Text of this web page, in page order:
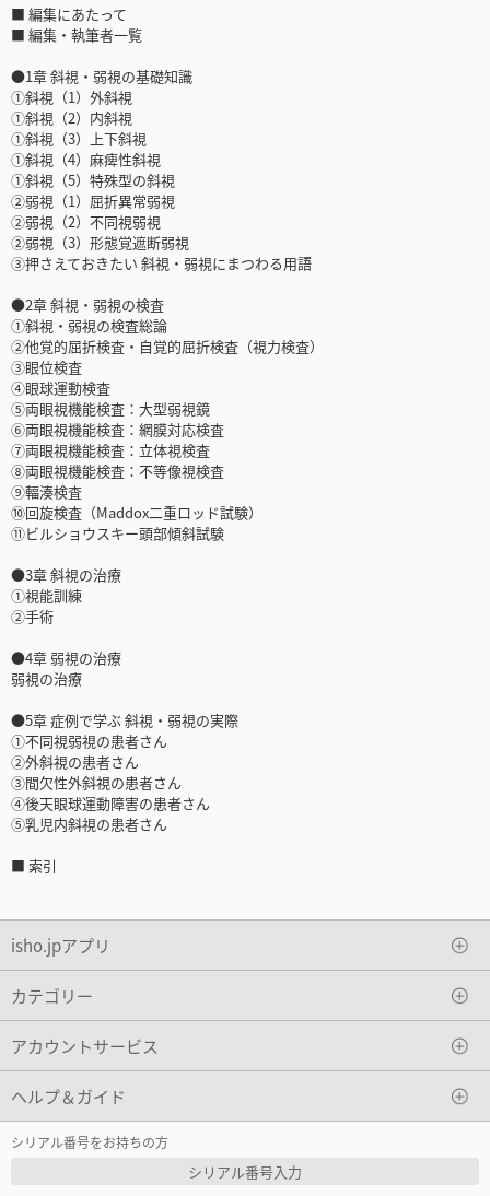
■ 編集にあたって
■ 編集・執筆者一覧
●1章 斜視・弱視の基礎知識
①斜視（1）外斜視
①斜視（2）内斜視
①斜視（3）上下斜視
①斜視（4）麻痺性斜視
①斜視（5）特殊型の斜視
②弱視（1）屈折異常弱視
②弱視（2）不同視弱視
②弱視（3）形態覚遮断弱視
③押さえておきたい 斜視・弱視にまつわる用語
●2章 斜視・弱視の検査
①斜視・弱視の検査総論
②他覚的屈折検査・自覚的屈折検査（視力検査）
③眼位検査
④眼球運動検査
⑤両眼視機能検査：大型弱視鏡
⑥両眼視機能検査：網膜対応検査
⑦両眼視機能検査：立体視検査
⑧両眼視機能検査：不等像視検査
⑨輻湊検査
⑩回旋検査（Maddox二重ロッド試験）
⑪ビルショウスキー頭部傾斜試験
●3章 斜視の治療
①視能訓練
②手術
●4章 弱視の治療
弱視の治療
●5章 症例で学ぶ 斜視・弱視の実際
①不同視弱視の患者さん
②外斜視の患者さん
③間欠性外斜視の患者さん
④後天眼球運動障害の患者さん
⑤乳児内斜視の患者さん
■ 索引
isho.jpアプリ
カテゴリー
アカウントサービス
ヘルプ＆ガイド
シリアル番号をお持ちの方
シリアル番号入力